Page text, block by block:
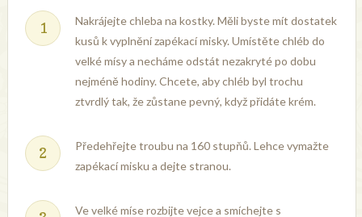
Nakrájejte chleba na kostky. Měli byste mít dostatek
kusů k vyplnění zapékací misky. Umístěte chléb do
velké mísy a necháme odstát nezakryté po dobu
nejméně hodiny. Chcete, aby chléb byl trochu
ztvrdlý tak, že zůstane pevný, když přidáte krém.
Předehřejte troubu na 160 stupňů. Lehce vymažte
zapékací misku a dejte stranou.
Ve velké míse rozbijte vejce a smíchejte s